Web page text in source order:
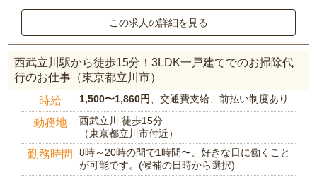
この求人の詳細を見る
西武立川駅から徒歩15分！3LDK一戸建てでのお掃除代
行のお仕事（東京都立川市）
時給 1,500〜1,860円 、交通費支給、前払い制度あり
勤務地
西武立川 徒歩15分
（東京都立川市付近）
勤務時間
8時～20時の間で1時間〜、好きな日に働くこと
が可能です。(候補の日時から選択)